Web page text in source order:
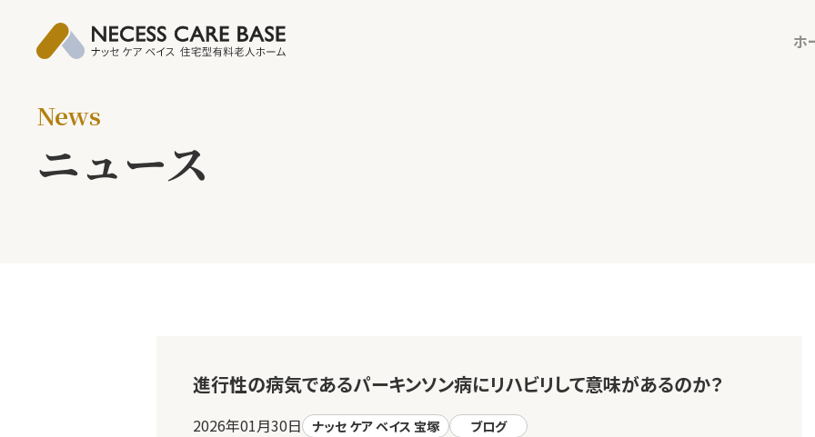
ホ
News
ニュース
進行性の病気であるパーキンソン病にリハビリして意味があるのか？
2026年01月30日 ナッセ ケア ベイス 宝塚 ブログ